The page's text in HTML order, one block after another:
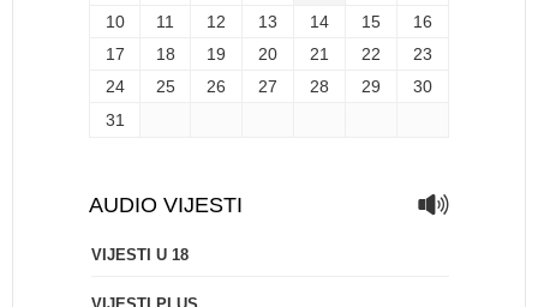
10
11 12 13 14 15
16
17
18 19 20 21 22
23
24
25 26 27 28 29
30
31
AUDIO VIJESTI
VIJESTI U 18